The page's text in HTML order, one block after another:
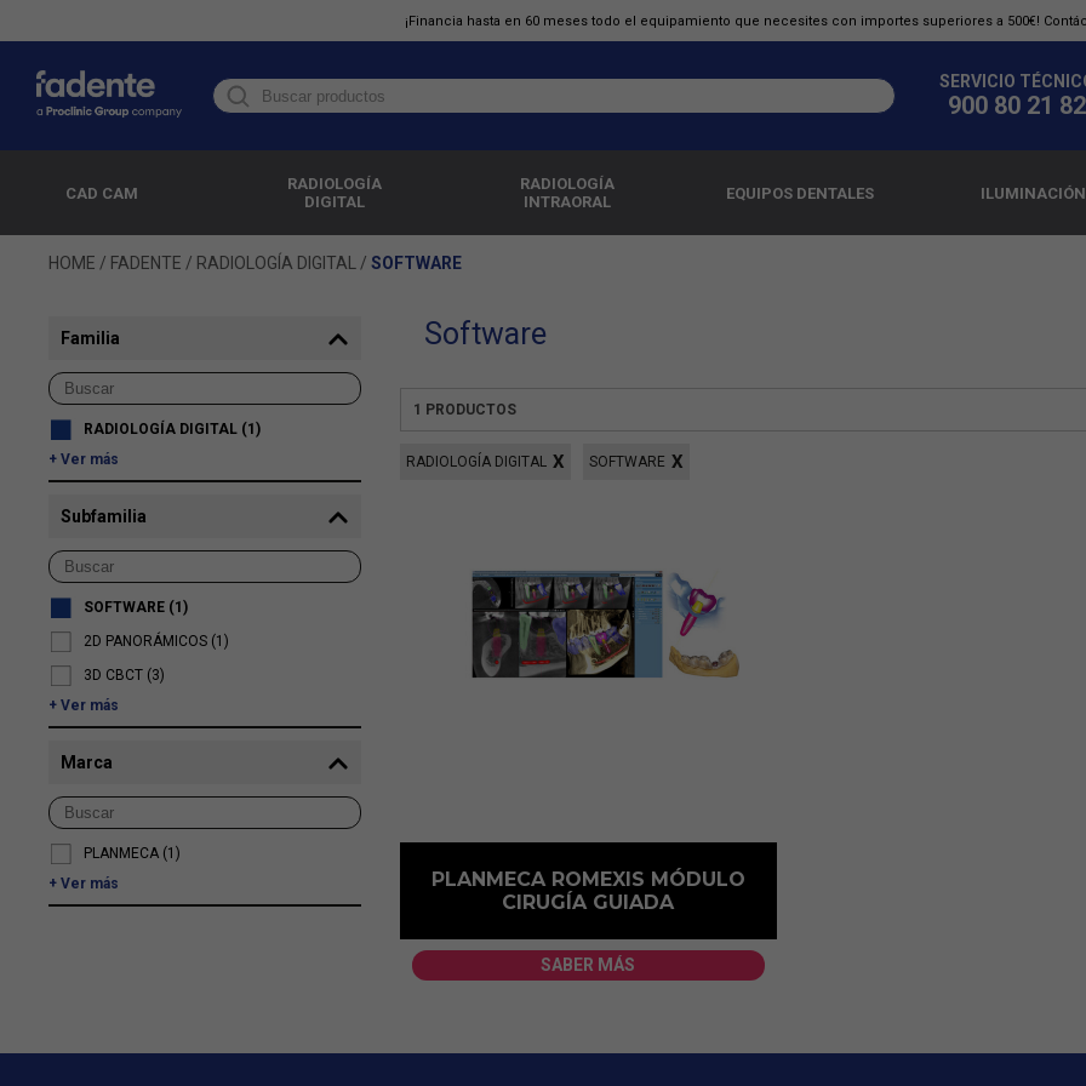
¡Financia hasta en 60 meses todo el equipamiento que necesites con importes superiores a 500€!
SERVICIO
900 80 21 82
CAD CAM
RADIOLOGÍA
DIGITAL
RADIOLOGÍA
INTRAORAL
EQUIPOS DENTALES ILUMINACIÓN
HOME / FADENTE / RADIOLOGÍA DIGITAL / SOFTWARE
Familia
RADIOLOGÍA DIGITAL (1)
Ver más
Subfamilia
2D PANORÁMICOS (1)
3D CBCT (3)
SOFTWARE (1)
Ver más
Marca
PLANMECA (1)
Ver más
Software
1 PRODUCTOS
RADIOLOGÍA DIGITAL SOFTWARE
PLANMECA ROMEXIS MÓDULO
CIRUGÍA GUIADA
SABER MÁS